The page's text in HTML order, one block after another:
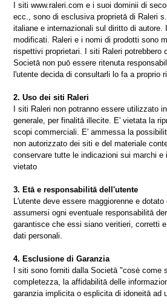
I siti www.raleri.com e i suoi dominii di
ecc., sono di esclusiva proprietā di Raleri
italiane e internazionali sul diritto di
modificati. Raleri e i nomi di prodotti sono
rispettivi proprietari. I siti Raleri
Societā non puō essere ritenuta
l'utente decida di consultarli lo fa a proprio
2. Uso dei siti Raleri
I siti Raleri non potranno essere utilizzato
generale, per finalitā illecite. E' vietata la
scopi commerciali. E' ammessa la
non autorizzato dei siti e del materiale
conservare tutte le indicazioni sui marchi
vietato
3. Etā e responsabilitā dell'utente
L'utente deve essere maggiorenne e
assumersi ogni eventuale responsabilitā
garantisce che essi siano veritieri, corretti
dati personali.
4. Esclusione di Garanzia
I siti sono forniti dalla Societā "cosė
completezza, la affidabilitā delle
garanzia implicita o esplicita di idoneitā ad